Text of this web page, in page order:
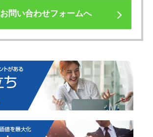
お問い合わせフォームへ